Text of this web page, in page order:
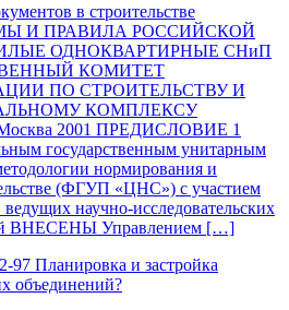
в строительстве
И ПРАВИЛА РОССИЙСКОЙ
ОДНОКВАРТИРНЫЕ СНиП
КОМИТЕТ
ПО СТРОИТЕЛЬСТВУ И
КОМПЛЕКСУ
2001 ПРЕДИСЛОВИЕ 1
государственным унитарным
нормирования и
(ФГУП «ЦНС») с участием
научно-исследовательских
ВНЕСЕНЫ Управлением […]
Планировка и застройка
объединений?